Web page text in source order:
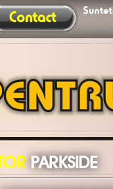
Contact
PARKSIDE